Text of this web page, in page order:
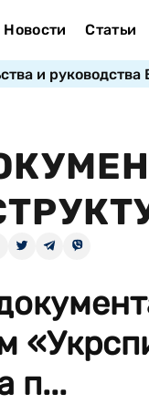
Новости Статьи
и руководства
п...